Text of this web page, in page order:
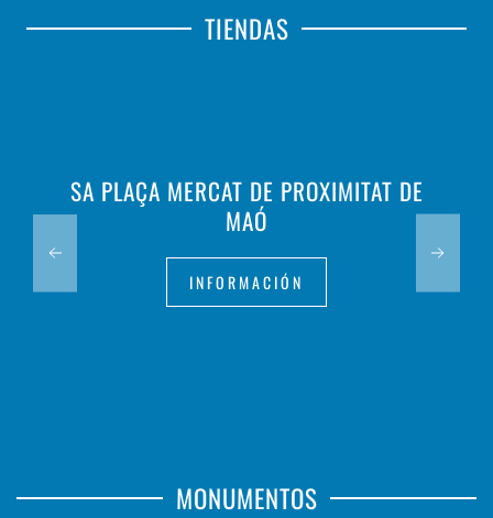
TIENDAS
SA PLAÇA MERCAT DE PROXIMITAT DE
MAÓ
INFORMACIÓN
MONUMENTOS